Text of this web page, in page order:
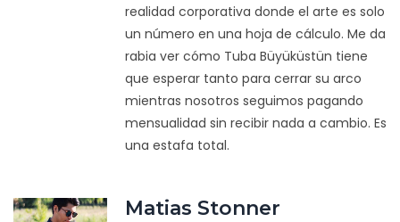
realidad corporativa donde el arte es solo
un número en una hoja de cálculo. Me da
rabia ver cómo Tuba Büyüküstün tiene
que esperar tanto para cerrar su arco
mientras nosotros seguimos pagando
mensualidad sin recibir nada a cambio. Es
una estafa total.
Matias Stonner